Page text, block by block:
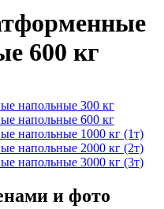
600 кг
напольные 300 кг
напольные 600 кг
напольные 1000 кг (1т)
напольные 2000 кг (2т)
напольные 3000 кг (3т)
и фото